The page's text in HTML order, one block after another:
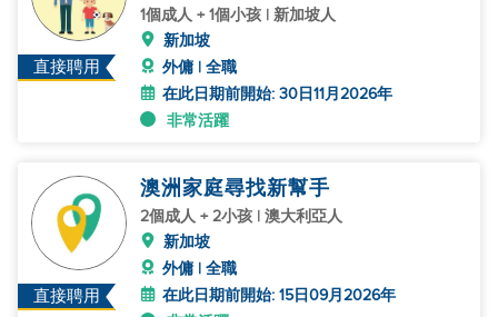
直接聘用
1個成人 + 1個小孩 | 新加坡人
新加坡
外傭 | 全職
在此日期前開始: 30日11月2026年
非常活躍
直接聘用
澳洲家庭尋找新幫手
2個成人 + 2小孩 | 澳大利亞人
新加坡
外傭 | 全職
在此日期前開始: 15日09月2026年